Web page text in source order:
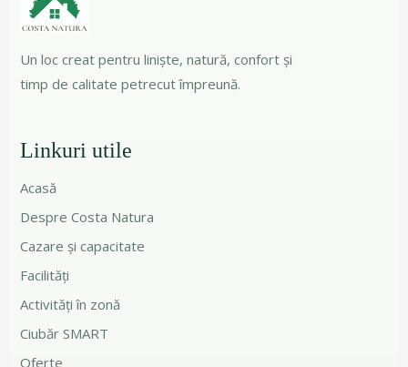
Un loc creat pentru liniște, natură, confort și
timp de calitate petrecut împreună.
Linkuri utile
Acasă
Despre Costa Natura
Cazare și capacitate
Facilități
Activități în zonă
Ciubăr SMART
Oferte